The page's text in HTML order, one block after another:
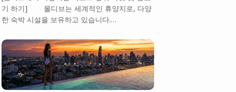
기 하기] 몰디브는 세계적인 휴양지로, 다양
한 숙박 시설을 보유하고 있습니다.…